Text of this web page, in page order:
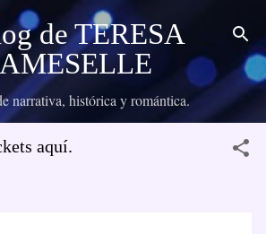
al contenido principal
de TERESA
narrativa, histórica y romántica.
aquí.